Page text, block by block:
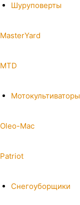
Шуруповерты
MasterYard
MTD
Мотокультиваторы
Oleo-Mac
Patriot
Снегоуборщики